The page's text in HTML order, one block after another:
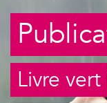
Livre vert